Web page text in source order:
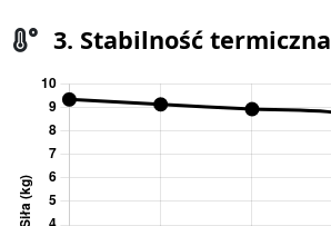
3. Stabilność termiczna